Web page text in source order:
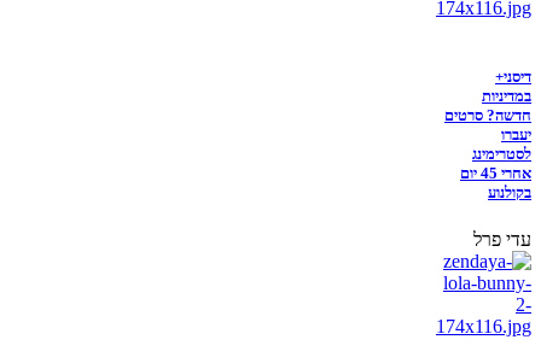
דיסני+
במדיניות
חדשה? סרטים
יעברו
לסטרימינג
אחרי 45 יום
בקולנוע
עדי פרל